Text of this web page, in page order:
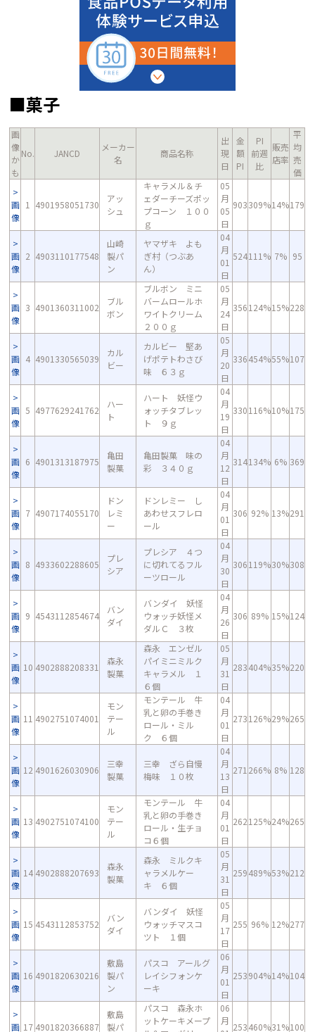
■菓子
画
像
か
も
No. JANCD
メーカー
名
商品名称
出
現
日
金
額
PI
PI
前週
比
販売
店率
平
均
売
価
画
像
1 4901958051730
アッ
シュ
キャラメル＆チ
ェダーチーズポッ
プコーン １００
ｇ
05
月
05
日
903309%14%179
画
像
2 4903110177548
山崎
製パ
ン
ヤマザキ よも
ぎ村（つぶあ
ん）
04
月
01
日
524111% 7% 95
画
像
3 4901360311002
ブル
ボン
ブルボン ミニ
バームロールホ
ワイトクリーム
２００ｇ
05
月
24
日
356124%15%228
画
像
4 4901330565039
カル
ビー
カルビー 堅あ
げポテトわさび
味 ６３ｇ
05
月
20
日
336454%55%107
画
像
5 4977629241762
ハー
ト
ハート 妖怪ウ
ォッチタブレッ
ト ９ｇ
04
月
19
日
330116%10%175
画
像
6 4901313187975
亀田
製菓
亀田製菓 味の
彩 ３４０ｇ
04
月
12
日
314134% 6% 369
画
像
7 4907174055170
ドン
レミ
ー
ドンレミー し
あわせスフレロ
ール
04
月
01
日
306 92% 13%291
画
像
8 4933602288605
プレ
シア
プレシア ４つ
に切れてるフル
ーツロール
04
月
30
日
306119%30%308
画
像
9 4543112854674
バン
ダイ
バンダイ 妖怪
ウォッチ妖怪メ
ダルＣ ３枚
04
月
26
日
306 89% 15%124
画
像
10 4902888208331
森永
製菓
森永 エンゼル
パイミニミルク
キャラメル １
６個
05
月
31
日
283404%35%220
画
像
11 4902751074001
モン
テー
ル
モンテール 牛
乳と卵の手巻き
ロール・ミル
ク ６個
04
月
01
日
273126%29%265
画
像
12 4901626030906
三幸
製菓
三幸 ざら自慢
梅味 １０枚
04
月
13
日
271 266% 8% 128
画
像
13 4902751074100
モン
テー
ル
モンテール 牛
乳と卵の手巻き
ロール・生チョ
コ６個
04
月
01
日
262125%24%265
画
像
14 4902888207693
森永
製菓
森永 ミルクキ
ャラメルケー
キ ６個
05
月
31
日
259489%53%212
画
像
15 4543112853752
バン
ダイ
バンダイ 妖怪
ウォッチマスコ
ツト １個
05
月
17
日
255 96% 12%277
画
像
16 4901820630216
敷島
製パ
ン
パスコ アールグ
レイシフォンケ
ーキ
06
月
01
日
253904%14%104
画 17 4901820366887
敷島
製パ
パスコ 森永ホ
ットケーキメープ
06
月
253460%31%100